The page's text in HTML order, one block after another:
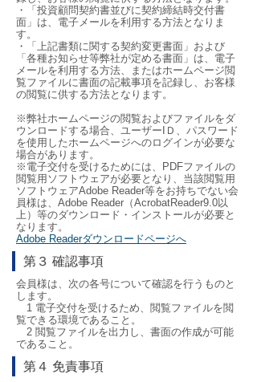
・「投資顧問契約書並びに契約締結時交付書
面」は、電子メールを利用する方法となりま
す。
・「上記書類に関する契約変更書面」および
「各種お知らせ等弊社が定める書面」は、電子
メールを利用する方法、またはホームページ閲
覧ファイルに書面の記載事項を記録し、お客様
の閲覧に供する方法となります。
※弊社ホームページの閲覧およびファイルをダ
ウンロードする場合、ユーザーIＤ、パスワード
を使用したホームページへのログインが必要な
場合があります。
※電子交付を受けるためには、PDFファイルの
閲覧用ソフトウェアが必要となり、当該閲覧用
ソフトウェアAdobe Reader等をお持ちでない会
員様は、Adobe Reader（AcrobatReader9.0以
上）等のダウンロード・インストールが必要と
なります。
Adobe Readerダウンロードページへ
第３ 確認事項
会員様は、次の各号について確認を行うものと
します。
1 電子交付を受けるため、閲覧ファイルを閲
覧できる環境であること。
2 閲覧ファイルを出力し、書面の作成が可能
であること。
第４ 免責事項